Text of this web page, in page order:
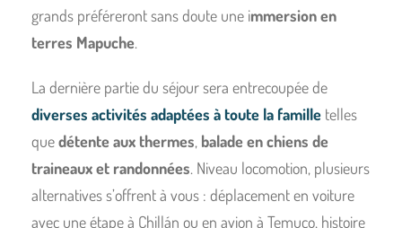
grands préféreront sans doute une immersion en
terres Mapuche.
La dernière partie du séjour sera entrecoupée de
diverses activités adaptées à toute la famille telles
quedétente aux thermes, balade en chiens de
traineaux et randonnées. Niveau locomotion, plusieurs
alternatives s’offrent à vous : déplacement en voiture
avec une étape à Chillán ou en avion à Temuco, histoire